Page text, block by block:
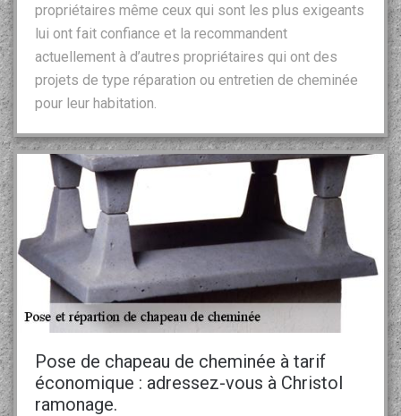
propriétaires même ceux qui sont les plus exigeants
lui ont fait confiance et la recommandent
actuellement à d’autres propriétaires qui ont des
projets de type réparation ou entretien de cheminée
pour leur habitation.
Pose de chapeau de cheminée à tarif
économique : adressez-vous à Christol
ramonage.